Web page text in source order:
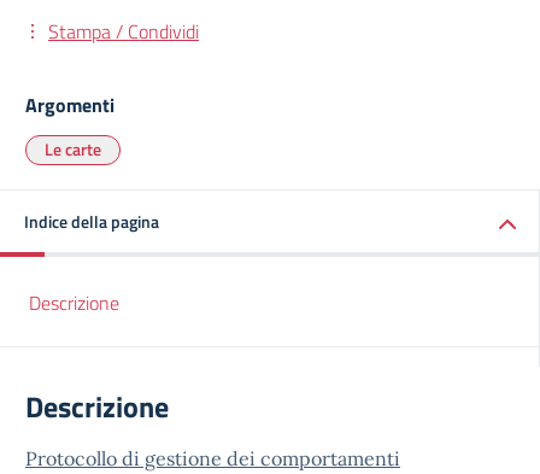
Stampa / Condividi
Argomenti
Le carte
Indice della pagina
Descrizione
Descrizione
Protocollo di gestione dei comportamenti